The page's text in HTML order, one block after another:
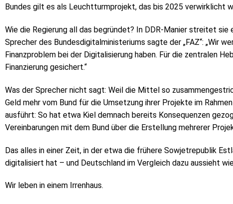
Bundes gilt es als Leuchtturmprojekt, das bis 2025 verwirklicht
Wie die Regierung all das begründet? In DDR-Manier streitet sie
Sprecher des Bundesdigitalministeriums sagte der „FAZ“: „Wir
Finanzproblem bei der Digitalisierung haben. Für die zentralen
Finanzierung gesichert.“
Was der Sprecher nicht sagt: Weil die Mittel so
Geld mehr vom Bund für die Umsetzung ihrer Projekte im
ausführt: So hat etwa Kiel demnach bereits Konsequenzen
Vereinbarungen mit dem Bund über die Erstellung mehrerer
Das alles in einer Zeit, in der etwa die frühere Sowjetrepublik
digitalisiert hat – und Deutschland im Vergleich dazu aussieht
Wir leben in einem Irrenhaus.